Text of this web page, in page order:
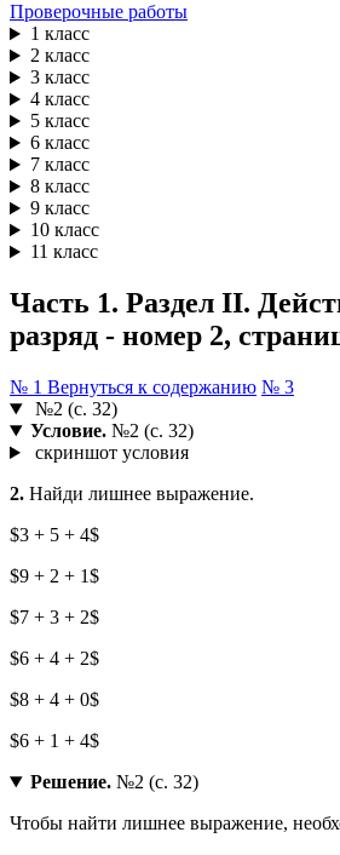
Проверочные работы
1 класс
2 класс
3 класс
4 класс
5 класс
6 класс
7 класс
8 класс
9 класс
10 класс
11 класс
Часть 1. Раздел II.
разряд - номер 2,
№ 1 Вернуться к содержанию № 3
№2 (с. 32)
Условие.№2 (с. 32)
скриншот условия
2. Найди лишнее выражение.
$3 + 5 + 4$
$9 + 2 + 1$
$7 + 3 + 2$
$6 + 4 + 2$
$8 + 4 + 0$
$6 + 1 + 4$
Решение.№2 (с. 32)
Чтобы найти лишнее выражение,